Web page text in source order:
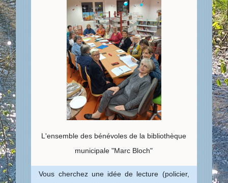
L'ensemble des bénévoles de la bibliothèque
municipale "Marc Bloch"
Vous cherchez une idée de lecture (policier,